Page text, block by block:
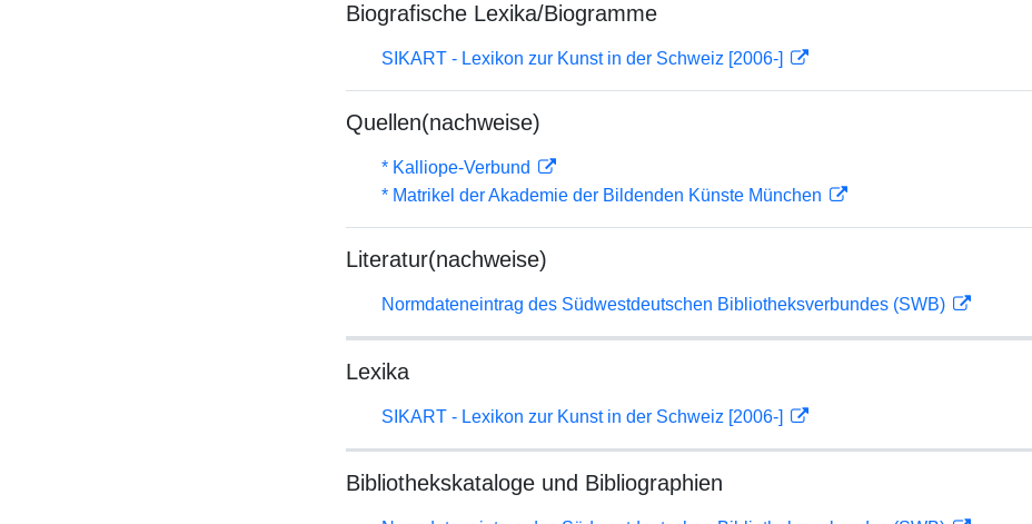
Biografische Lexika/Biogramme
SIKART - Lexikon zur Kunst in der Schweiz [2006-]
Quellen(nachweise)
* Kalliope-Verbund
* Matrikel der Akademie der Bildenden Künste München
Literatur(nachweise)
Normdateneintrag des Südwestdeutschen Bibliotheksverbundes (SWB)
Lexika
SIKART - Lexikon zur Kunst in der Schweiz [2006-]
Bibliothekskataloge und Bibliographien